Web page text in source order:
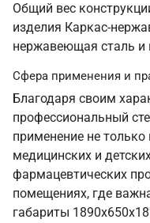
Общий вес
изделия Каркас-
нержавеющая сталь и
Сфера применения и
Благодаря своим
профессиональный
применение не
медицинских и
фармацевтических
помещениях, где
габариты